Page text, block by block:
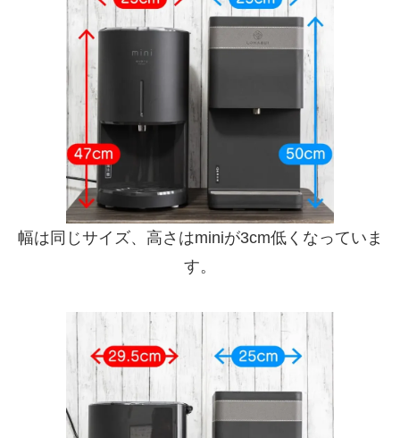
幅は同じサイズ、高さはminiが3cm低くなっていま
す。